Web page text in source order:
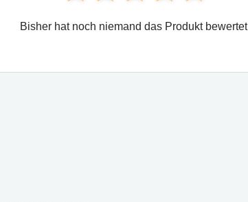
Bisher hat noch niemand das Produkt bewertet